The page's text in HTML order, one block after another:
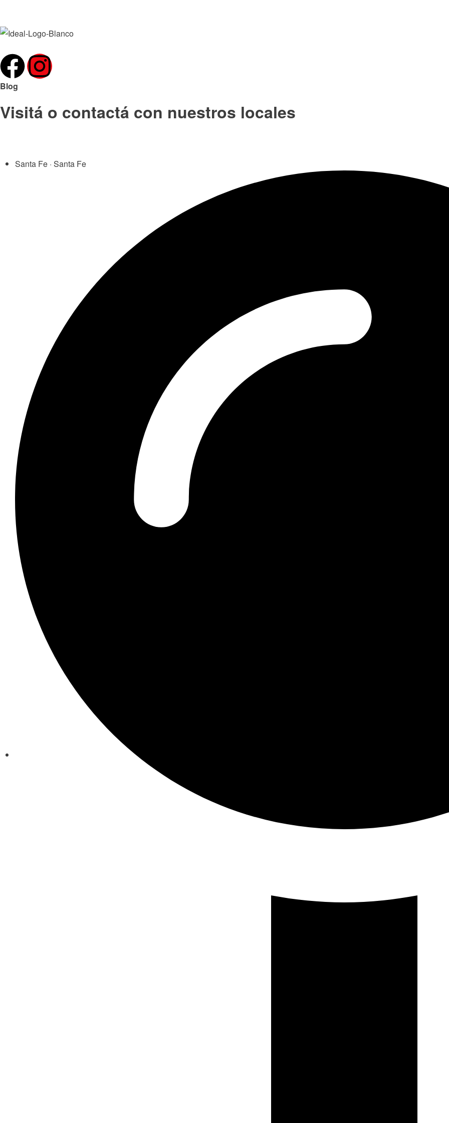
Blog
Visitá o contactá con nuestros locales
Santa Fe · Santa Fe